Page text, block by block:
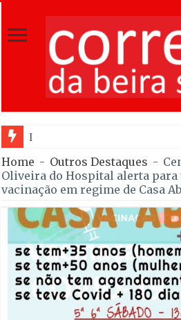
Incêndio em Fornos d
Home - Outros Destaques -
Oliveira do Hospital alerta para
vacinação em regime de Casa